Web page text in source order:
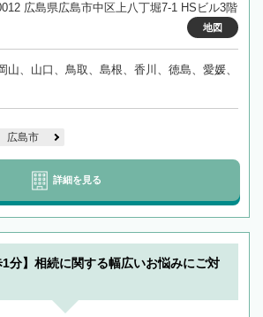
広島県広島市中区上八丁堀7-1 HSビル3階
地図
山、山口、鳥取、島根、香川、徳島、愛媛、
広島市
詳細を見る
1分】相続に関する幅広いお悩みにご対